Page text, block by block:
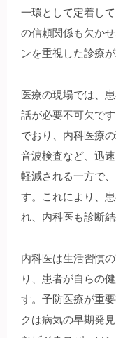
一環として定着し
の信頼関係も欠か
ンを重視した診療
医療の現場では、
話が必要不可欠で
でおり、内科医療
音波検査など、迅
軽減される一方で
す。これにより、
れ、内科医も診断
内科医は生活習慣
り、患者が自らの
す。予防医療が重
クは病気の早期発